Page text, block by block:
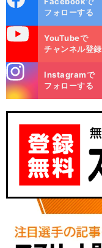
ok
フォローする
YouTubeで
チャンネル登録
m
Instagramで
フォローする